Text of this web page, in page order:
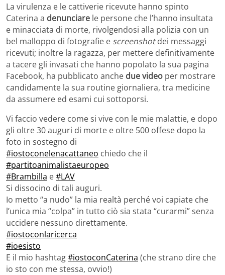
La virulenza e le cattiverie ricevute hanno spinto
Caterina a denunciare le persone che l’hanno insultata
e minacciata di morte, rivolgendosi alla polizia con un
bel malloppo di fotografie e screenshotdei messaggi
ricevuti; inoltre la ragazza, per mettere definitivamente
a tacere gli invasati che hanno popolato la sua pagina
Facebook, ha pubblicato anche due video per mostrare
candidamente la sua routine giornaliera, tra medicine
da assumere ed esami cui sottoporsi.
Vi faccio vedere come si vive con le mie malattie, e dopo
gli oltre 30 auguri di morte e oltre 500 offese dopo la
foto in sostegno di
#iostoconelenacattaneo chiedo che il
#partitoanimalistaeuropeo
#Brambilla e#LAV
Si dissocino di tali auguri.
Io metto “a nudo” la mia realtà perché voi capiate che
l’unica mia “colpa” in tutto ciò sia stata “curarmi” senza
uccidere nessuno direttamente.
#iostoconlaricerca
#ioesisto
E il mio hashtag#iostoconCaterina (che strano dire che
io sto con me stessa, ovvio!)